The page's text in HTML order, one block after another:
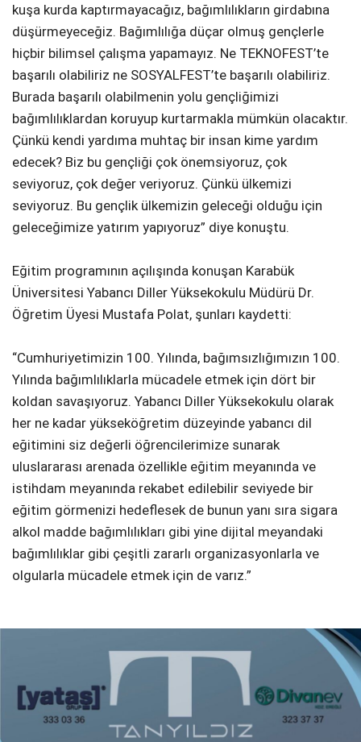
kuşa kurda kaptırmayacağız, bağımlılıkların girdabına
düşürmeyeceğiz. Bağımlılığa düçar olmuş gençlerle
hiçbir bilimsel çalışma yapamayız. Ne TEKNOFEST’te
başarılı olabiliriz ne SOSYALFEST’te başarılı olabiliriz.
Burada başarılı olabilmenin yolu gençliğimizi
bağımlılıklardan koruyup kurtarmakla mümkün olacaktır.
Çünkü kendi yardıma muhtaç bir insan kime yardım
edecek? Biz bu gençliği çok önemsiyoruz, çok
seviyoruz, çok değer veriyoruz. Çünkü ülkemizi
seviyoruz. Bu gençlik ülkemizin geleceği olduğu için
geleceğimize yatırım yapıyoruz” diye konuştu.
Eğitim programının açılışında konuşan Karabük
Üniversitesi Yabancı Diller Yüksekokulu Müdürü Dr.
Öğretim Üyesi Mustafa Polat, şunları kaydetti:
“Cumhuriyetimizin 100. Yılında, bağımsızlığımızın 100.
Yılında bağımlılıklarla mücadele etmek için dört bir
koldan savaşıyoruz. Yabancı Diller Yüksekokulu olarak
her ne kadar yükseköğretim düzeyinde yabancı dil
eğitimini siz değerli öğrencilerimize sunarak
uluslararası arenada özellikle eğitim meyanında ve
istihdam meyanında rekabet edilebilir seviyede bir
eğitim görmenizi hedeflesek de bunun yanı sıra sigara
alkol madde bağımlılıkları gibi yine dijital meyandaki
bağımlılıklar gibi çeşitli zararlı organizasyonlarla ve
olgularla mücadele etmek için de varız.”